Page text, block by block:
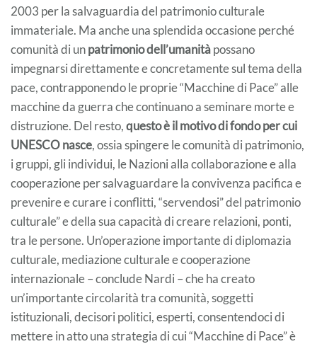
2003 per la salvaguardia del patrimonio culturale
immateriale. Ma anche una splendida occasione perché
comunità di unpatrimonio dell’umanitàpossano
impegnarsi direttamente e concretamente sul tema della
pace, contrapponendo le proprie “Macchine di Pace” alle
macchine da guerra che continuano a seminare morte e
distruzione. Del resto,questo è il motivo di fondo per cui
UNESCO nasce, ossia spingere le comunità di patrimonio,
i gruppi, gli individui, le Nazioni alla collaborazione e alla
cooperazione per salvaguardare la convivenza pacifica e
prevenire e curare i conflitti, “servendosi” del patrimonio
culturale” e della sua capacità di creare relazioni, ponti,
tra le persone. Un’operazione importante di diplomazia
culturale, mediazione culturale e cooperazione
internazionale – conclude Nardi – che ha creato
un’importante circolarità tra comunità, soggetti
istituzionali, decisori politici, esperti, consentendoci di
mettere in atto una strategia di cui “Macchine di Pace” è